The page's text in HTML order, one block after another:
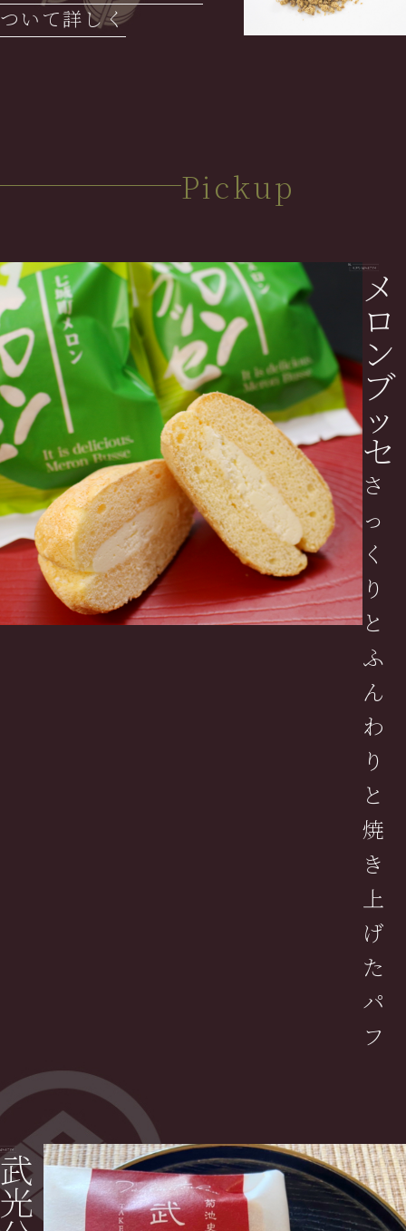
ついて詳しく
Pickup
メ
ロ
ン
ブ
ッ
セ
さ
っ
く
り
と
ふ
ん
わ
り
と
焼
き
上
げ
た
パ
フ
武
光